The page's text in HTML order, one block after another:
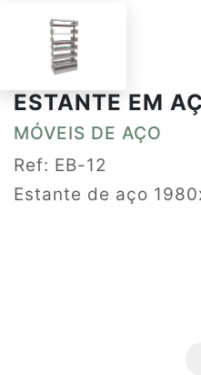
ESTANTE EM
MÓVEIS DE AÇO
Ref: EB-12
Estante de aço